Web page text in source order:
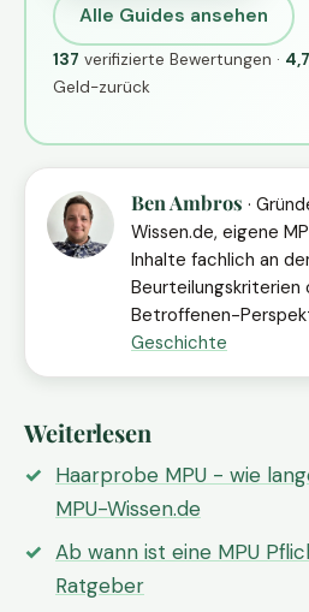
Alle Guides ansehen
137 verifizierte Bewertungen ·
Geld-zurück
Ben Ambros ·
Wissen.de, eigene
Inhalte fachlich an
Betroffenen-
Geschichte
Weiterlesen
Haarprobe MPU - wie
MPU-Wissen.de
Ab wann ist eine MPU
Ratgeber